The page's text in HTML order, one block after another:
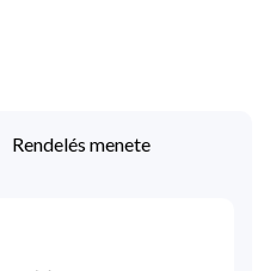
Rendelés menete